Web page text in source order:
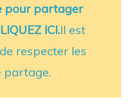
pour partager
ICI.Il est
respecter les
partage.